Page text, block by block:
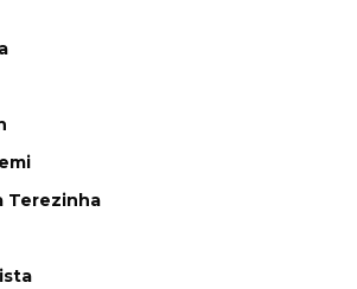
Terezinha